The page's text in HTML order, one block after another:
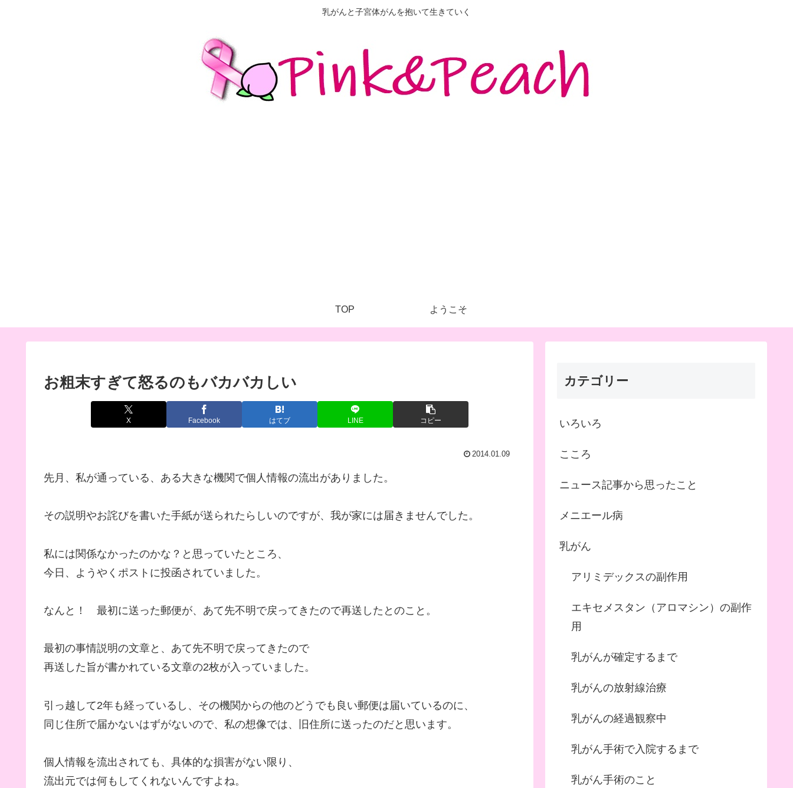
乳がんと子宮体がんを抱いて生きていく
TOP ようこそ
お粗末すぎて怒るのもバカバカしい
X Facebook はてブ LINE コピー
2014.01.09
先月、私が通っている、ある大きな機関で個人情報の流出がありました。
その説明やお詫びを書いた手紙が送られたらしいのですが、我が家には届きませんでした。
私には関係なかったのかな？と思っていたところ、
今日、ようやくポストに投函されていました。
なんと！ 最初に送った郵便が、あて先不明で戻ってきたので再送したとのこと。
最初の事情説明の文章と、あて先不明で戻ってきたので
再送した旨が書かれている文章の2枚が入っていました。
引っ越して2年も経っているし、その機関からの他のどうでも良い郵便は届いているのに、
同じ住所で届かないはずがないので、私の想像では、旧住所に送ったのだと思います。
個人情報を流出されても、具体的な損害がない限り、
流出元では何もしてくれないんですよね。
カテゴリー
いろいろ
こころ
ニュース記事から思ったこと
メニエール病
乳がん
アリミデックスの副作用
エキセメスタン（アロマシン）の副作
用
乳がんが確定するまで
乳がんの放射線治療
乳がんの経過観察中
乳がん手術で入院するまで
乳がん手術のこと